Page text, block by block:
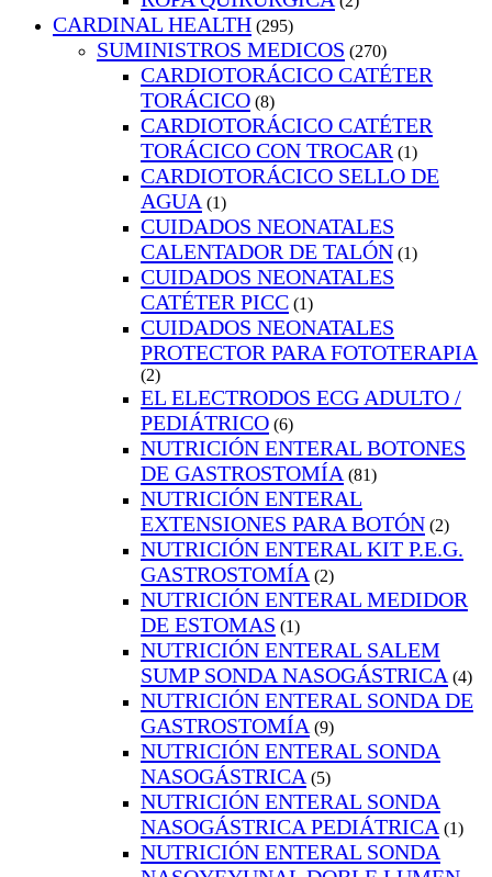
CARDINAL HEALTH (295)
SUMINISTROS MEDICOS (270)
CARDIOTORÁCICO CATÉTER
TORÁCICO (8)
CARDIOTORÁCICO CATÉTER
TORÁCICO CON TROCAR (1)
CARDIOTORÁCICO SELLO DE
AGUA (1)
CUIDADOS NEONATALES
CALENTADOR DE TALÓN (1)
CUIDADOS NEONATALES
CATÉTER PICC (1)
CUIDADOS NEONATALES
PROTECTOR PARA FOTOTERAPIA
(2)
EL ELECTRODOS ECG ADULTO /
PEDIÁTRICO (6)
NUTRICIÓN ENTERAL BOTONES
DE GASTROSTOMÍA (81)
NUTRICIÓN ENTERAL
EXTENSIONES PARA BOTÓN (2)
NUTRICIÓN ENTERAL KIT P.E.G.
GASTROSTOMÍA (2)
NUTRICIÓN ENTERAL MEDIDOR
DE ESTOMAS (1)
NUTRICIÓN ENTERAL SALEM
SUMP SONDA NASOGÁSTRICA (4)
NUTRICIÓN ENTERAL SONDA DE
GASTROSTOMÍA (9)
NUTRICIÓN ENTERAL SONDA
NASOGÁSTRICA (5)
NUTRICIÓN ENTERAL SONDA
NASOGÁSTRICA PEDIÁTRICA (1)
NUTRICIÓN ENTERAL SONDA